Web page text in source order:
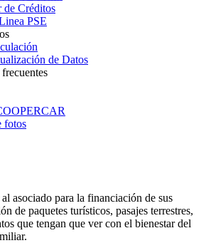
de Créditos
PSE
de Datos
fotos
asociado para la financiación de sus
de paquetes turísticos, pasajes terrestres,
que tengan que ver con el bienestar del